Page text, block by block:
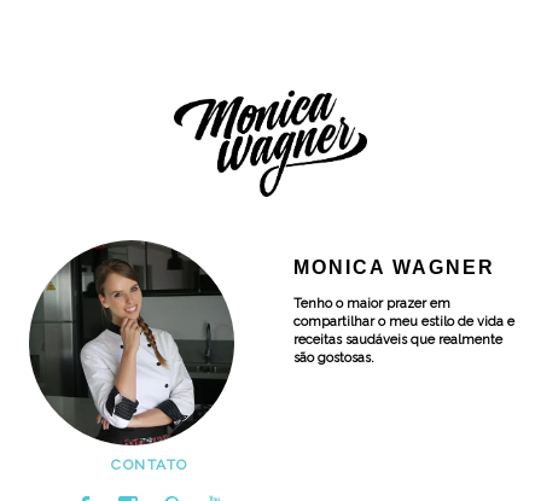
MONICA WAGNER
Tenho o maior prazer em
compartilhar o meu estilo de vida e
receitas saudáveis que realmente
são gostosas.
CONTATO